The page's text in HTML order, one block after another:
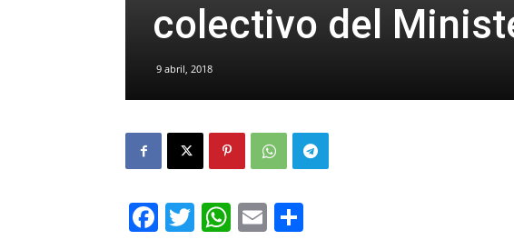
colectivo del
9 abril, 2018
Facebook
Twitter
WhatsApp
Email